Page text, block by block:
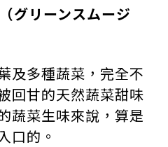
グリーンスムージ
及多種蔬菜，完全不
回甘的天然蔬菜甜味
蔬菜生味來說，算是
口的。